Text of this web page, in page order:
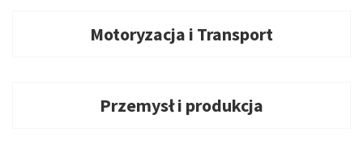
Motoryzacja i Transport
Przemysł i produkcja